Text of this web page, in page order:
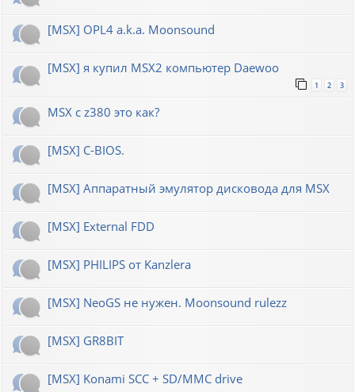
[MSX] OPL4 a.k.a. Moonsound
[MSX] я купил MSX2 компьютер Daewoo
1 2 3
MSX с z380 это как?
[MSX] C-BIOS.
[MSX] Аппаратный эмулятор дисковода для MSX
[MSX] External FDD
[MSX] PHILIPS от Kanzlera
[MSX] NeoGS не нужен. Moonsound rulezz
[MSX] GR8BIT
[MSX] Konami SCC + SD/MMC drive